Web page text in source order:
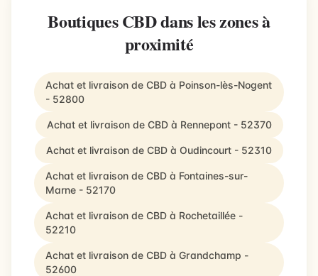
Boutiques CBD dans les zones à
proximité
Achat et livraison de CBD à Poinson-lès-Nogent
- 52800
Achat et livraison de CBD à Rennepont - 52370
Achat et livraison de CBD à Oudincourt - 52310
Achat et livraison de CBD à Fontaines-sur-
Marne - 52170
Achat et livraison de CBD à Rochetaillée -
52210
Achat et livraison de CBD à Grandchamp -
52600